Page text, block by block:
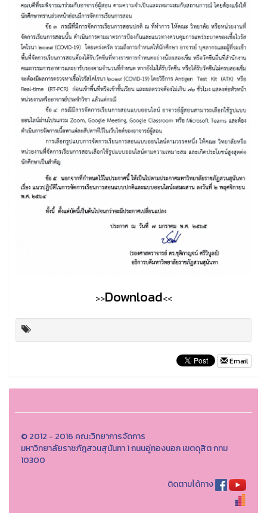
>>Download<<
Email
© 2012 - 2016 คณะวิทยาการจัดการ
มหาวิทยาลัยราชภัฎสวนสุนันทา 1 ถนนอู่ทองนอก เขตดุสิต กทม
10300
ติดตามได้ทาง